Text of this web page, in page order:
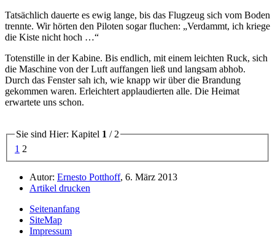
Tatsächlich dauerte es ewig lange, bis das Flugzeug sich vom Boden
trennte. Wir hörten den Piloten sogar fluchen:
Verdammt, ich kriege
die Kiste nicht hoch …
Totenstille in der Kabine. Bis endlich, mit einem leichten Ruck, sich
die Maschine von der Luft auffangen ließ und langsam abhob.
Durch das Fenster sah ich, wie knapp wir über die Brandung
gekommen waren. Erleichtert applaudierten alle. Die Heimat
erwartete uns schon.
Sie sind Hier: Kapitel 1 / 2
1 2
Autor: Ernesto Potthoff, 6. März 2013
Artikel drucken
Seitenanfang
SiteMap
Impressum